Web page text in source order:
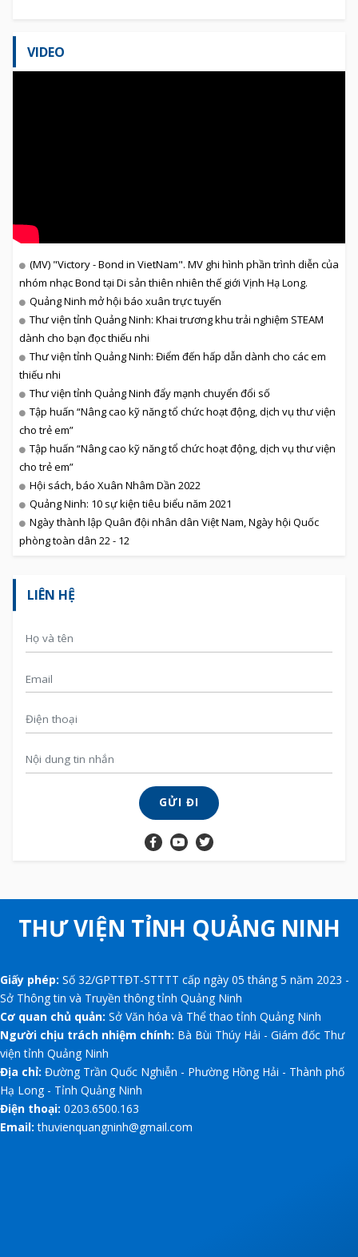
VIDEO
(MV) "Victory - Bond in VietNam". MV ghi hình phần trình diễn của
nhóm nhạc Bond tại Di sản thiên nhiên thế giới Vịnh Hạ Long.
Quảng Ninh mở hội báo xuân trực tuyến
Thư viện tỉnh Quảng Ninh: Khai trương khu trải nghiệm STEAM
dành cho bạn đọc thiếu nhi
Thư viện tỉnh Quảng Ninh: Điểm đến hấp dẫn dành cho các em
thiếu nhi
Thư viện tỉnh Quảng Ninh đẩy mạnh chuyển đổi số
Tập huấn “Nâng cao kỹ năng tổ chức hoạt động, dịch vụ thư viện
cho trẻ em”
Tập huấn “Nâng cao kỹ năng tổ chức hoạt động, dịch vụ thư viện
cho trẻ em”
Hội sách, báo Xuân Nhâm Dần 2022
Quảng Ninh: 10 sự kiện tiêu biểu năm 2021
Ngày thành lập Quân đội nhân dân Việt Nam, Ngày hội Quốc
phòng toàn dân 22 - 12
LIÊN HỆ
GỬI ĐI
THƯ VIỆN TỈNH QUẢNG NINH
Giấy phép: Số 32/GPTTĐT-STTTT cấp ngày 05 tháng 5 năm 2023 -
Sở Thông tin và Truyền thông tỉnh Quảng Ninh
Cơ quan chủ quản: Sở Văn hóa và Thể thao tỉnh Quảng Ninh
Người chịu trách nhiệm chính: Bà Bùi Thúy Hải - Giám đốc Thư
viện tỉnh Quảng Ninh
Địa chỉ: Đường Trần Quốc Nghiễn - Phường Hồng Hải - Thành phố
Hạ Long - Tỉnh Quảng Ninh
Điện thoại: 0203.6500.163
Email: thuvienquangninh@gmail.com